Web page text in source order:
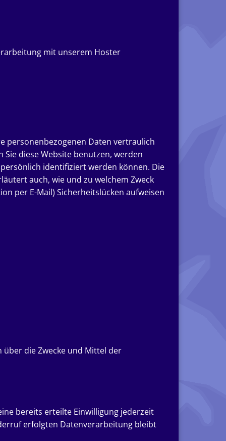
mit unserem Hoster
personenbezogenen Daten vertraulich
diese Website benutzen, werden
identifiziert werden können. Die
auch, wie und zu welchem Zweck
per E-Mail) Sicherheitslücken aufweisen
die Zwecke und Mittel der
bereits erteilte Einwilligung jederzeit
erfolgten Datenverarbeitung bleibt